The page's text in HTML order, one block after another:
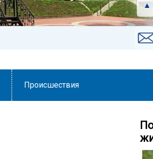
▲
Происшествия